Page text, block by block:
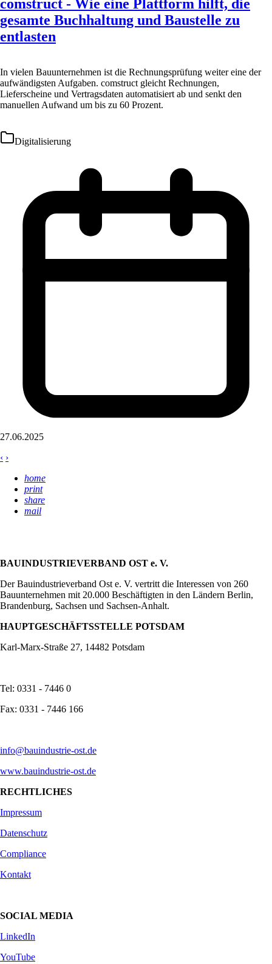
comstruct - Wie eine Plattform hilft, die
gesamte Buchhaltung und Baustelle zu
entlasten
In vielen Bauunternehmen ist die Rechnungsprüfung weiter eine der
aufwändigsten Aufgaben. comstruct gleicht Rechnungen,
Lieferscheine und Vertragsdaten automatisiert ab und senkt den
manuellen Aufwand um bis zu 60 Prozent.
Digitalisierung
27.06.2025
‹ ›
home
print
share
mail
BAUINDUSTRIEVERBAND OST e. V.
Der Bauindustrieverband Ost e. V. vertritt die Interessen von 260
Bauunternehmen mit 20.000 Beschäftigten in den Ländern Berlin,
Brandenburg, Sachsen und Sachsen-Anhalt.
HAUPTGESCHÄFTSSTELLE POTSDAM
Karl-Marx-Straße 27, 14482 Potsdam
Tel: 0331 - 7446 0
Fax: 0331 - 7446 166
info@bauindustrie-ost.de
www.bauindustrie-ost.de
RECHTLICHES
Impressum
Datenschutz
Compliance
Kontakt
SOCIAL MEDIA
LinkedIn
YouTube